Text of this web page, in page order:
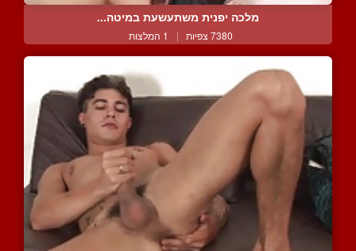
מלכה יפנית משתעשעת במיטה...
7380 צפיות | 1 המלצות